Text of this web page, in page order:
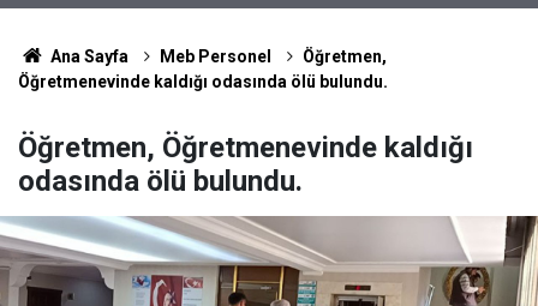
Ana Sayfa Meb Personel
Öğretmen,
Öğretmenevinde kaldığı odasında ölü bulundu.
Öğretmen, Öğretmenevinde kaldığı
odasında ölü bulundu.